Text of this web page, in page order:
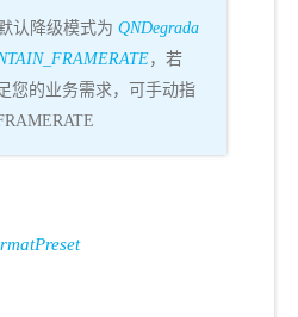
认降级模式为 QNDegrada
，若
您的业务需求，可手动指